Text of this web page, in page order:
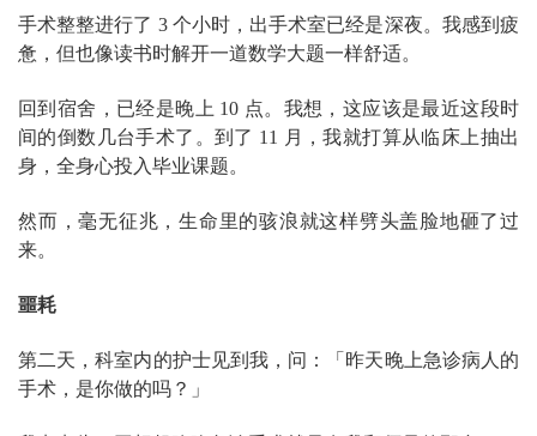
手术整整进行了 3 个小时，出手术室已经是深夜。我感到疲
惫，但也像读书时解开一道数学大题一样舒适。
回到宿舍，已经是晚上 10 点。我想，这应该是最近这段时
间的倒数几台手术了。到了 11 月，我就打算从临床上抽出
身，全身心投入毕业课题。
然而，毫无征兆，生命里的骇浪就这样劈头盖脸地砸了过
来。
噩耗
第二天，科室内的护士见到我，问：「昨天晚上急诊病人的
手术，是你做的吗？」